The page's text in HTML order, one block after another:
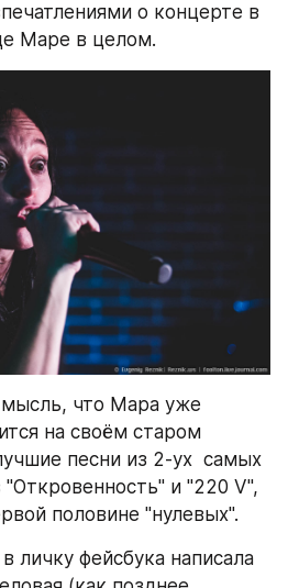
о концерте в
Маре в целом.
мысль, что Мара уже
на своём старом
песни из 2-ух  самых
и "220 V",
половине "нулевых".
личку фейсбука написала